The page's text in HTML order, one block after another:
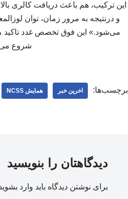
این ترکیب، هم باعث دریافت کالری
شروع
برچسب‌ها: اخرین خبر همایش NCSS
دیدگاهتان را بنویسید
برای نوشتن دیدگاه باید وارد